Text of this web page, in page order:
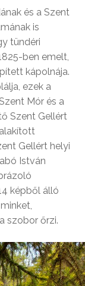
és a Szent
is
tündéri
ben emelt,
kápolnája.
ezek a
Mór és a
Szent Gellért
Gellért helyi
István
képből álló
szobor őrzi.